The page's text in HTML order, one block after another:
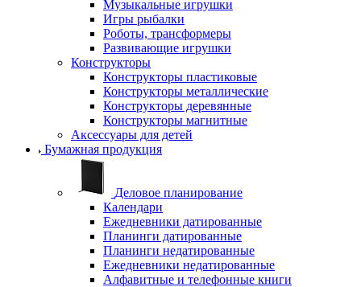
Музыкальные игрушки
Игры рыбалки
Роботы, трансформеры
Развивающие игрушки
Конструкторы
Конструкторы пластиковые
Конструкторы металлические
Конструкторы деревянные
Конструкторы магнитные
Аксессуары для детей
Бумажная продукция
Деловое планирование
Календари
Ежедневники датированные
Планинги датированные
Планинги недатированные
Ежедневники недатированные
Алфавитные и телефонные книги